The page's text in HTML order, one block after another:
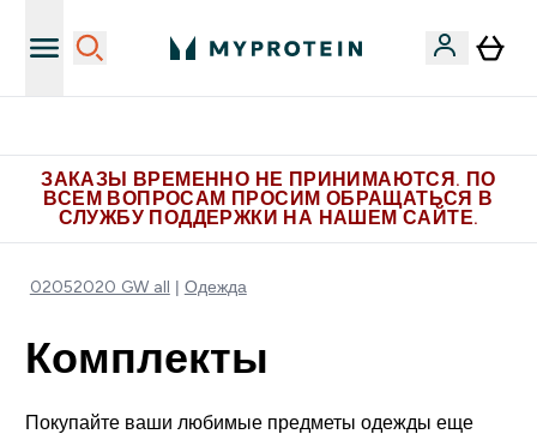
ЗАКАЗЫ ВРЕМЕННО НЕ ПРИНИМАЮТСЯ. ПО
ВСЕМ ВОПРОСАМ ПРОСИМ ОБРАЩАТЬСЯ В
СЛУЖБУ ПОДДЕРЖКИ НА НАШЕМ САЙТЕ.
02052020 GW all Одежда
Комплекты
Покупайте ваши любимые предметы одежды еще